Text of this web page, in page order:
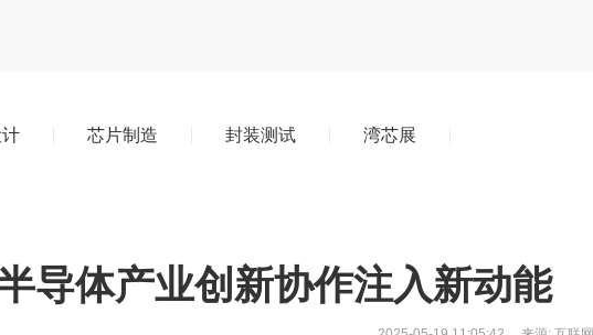
芯片制造 封装测试
湾芯展
导体产业创新协作注入新动能